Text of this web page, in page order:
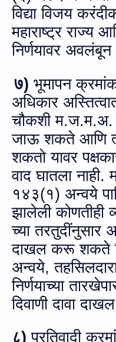
विद्या विजय
महाराष्ट्र राज्य
निर्णयावर
७) भूमापन
अधिकार
चौकशी
जाऊ शकते आणि
शकतो यावर
वाद घातला नाही.
१४३(१) अन्‍वये
झालेली कोणतीही
च्या तरतुदींनुसार
दाखल करू शकते
अन्‍वये,
निर्णयाच्या
दिवाणी दावा
८) प्रतिवादी